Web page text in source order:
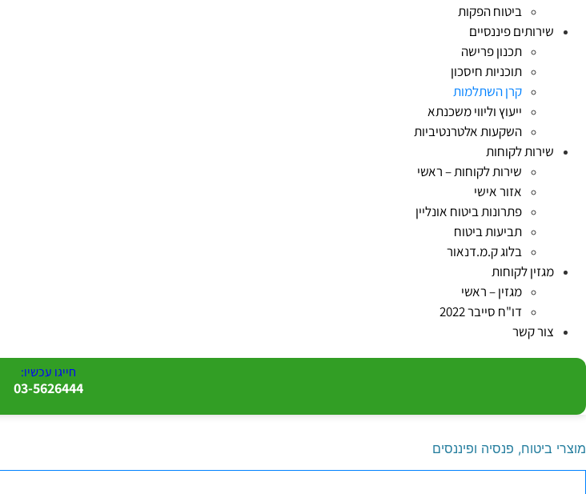
ביטוח הפקות
שירותים פיננסיים
תכנון פרישה
תוכניות חיסכון
קרן השתלמות
ייעוץ וליווי משכנתא
השקעות אלטרנטיביות
שירות לקוחות
שירות לקוחות – ראשי
אזור אישי
פתרונות ביטוח אונליין
תביעות ביטוח
בלוג ק.מ.דנאור
מגזין לקוחות
מגזין – ראשי
דו"ח סייבר 2022
צור קשר
חייגו עכשיו:
03-5626444
מוצרי ביטוח, פנסיה ופיננסים